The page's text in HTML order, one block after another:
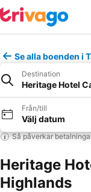
Se alla boenden i
Destination
Heritage Hotel
Från/till
Välj datum
Så påverkar
Heritage
Highlands